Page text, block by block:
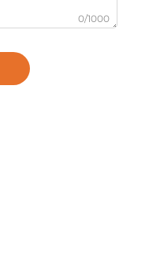
0/1000